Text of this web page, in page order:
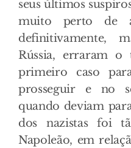
seus últimos
muito perto de
definitivamente,
Rússia, erraram o
primeiro caso
prosseguir e no
quando deviam
dos nazistas foi
Napoleão, em